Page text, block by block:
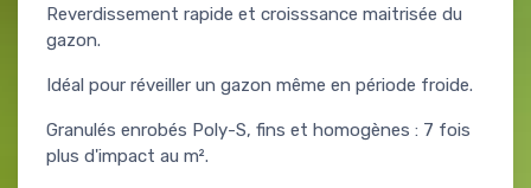
Reverdissement rapide et croisssance maitrisée du
gazon.
Idéal pour réveiller un gazon même en période froide.
Granulés enrobés Poly-S, fins et homogènes : 7 fois
plus d'impact au m².